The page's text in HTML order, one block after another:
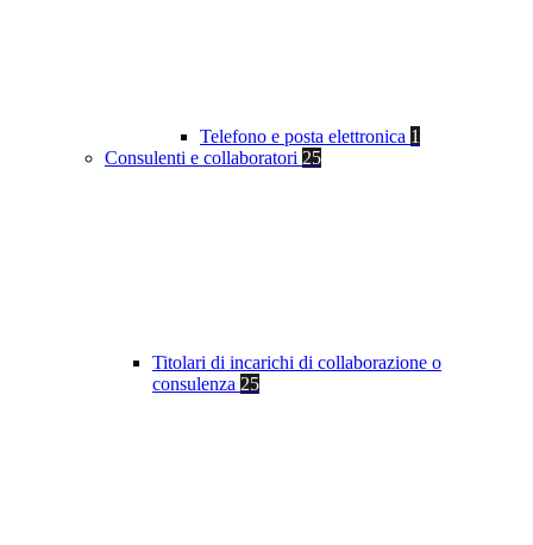
Telefono e posta elettronica 1
Consulenti e collaboratori 25
Titolari di incarichi di collaborazione o
consulenza 25